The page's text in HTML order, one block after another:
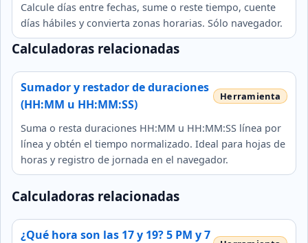
Calcule días entre fechas, sume o reste tiempo, cuente
días hábiles y convierta zonas horarias. Sólo navegador.
Calculadoras relacionadas
Sumador y restador de duraciones
(HH:MM u HH:MM:SS)
Suma o resta duraciones HH:MM u HH:MM:SS línea por
línea y obtén el tiempo normalizado. Ideal para hojas de
horas y registro de jornada en el navegador.
Calculadoras relacionadas
¿Qué hora son las 17 y 19? 5 PM y 7